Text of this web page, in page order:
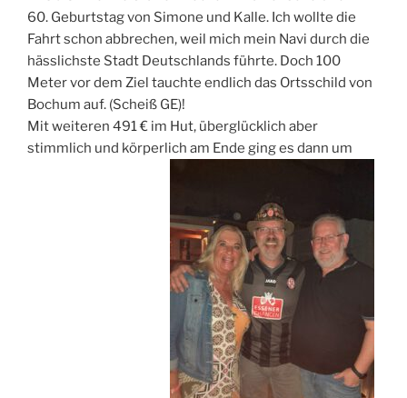
60. Geburtstag von Simone und Kalle. Ich wollte die
Fahrt schon abbrechen, weil mich mein Navi durch die
hässlichste Stadt Deutschlands führte. Doch 100
Meter vor dem Ziel tauchte endlich das Ortsschild von
Bochum auf. (Scheiß GE)!
Mit weiteren 491 € im Hut, überglücklich aber
stimmlich und körperlich am Ende ging es dann um